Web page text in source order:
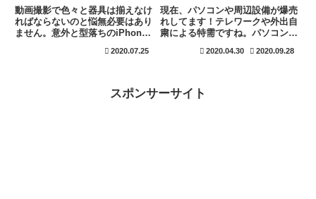
動画撮影で色々と器具は揃えなけ
ればならないのと悩無必要はあり
ません。意外と型落ちのiPhone
120万画素の解像度があります。
でも殆ど対応出来ます。室外で騒
音に気になる場合は、オーディオ
2020.07.25
現在、パソコンや周辺設備が爆売
れしてます！テレワークや外出自
粛による特需ですね。パソコンの
ります。これからは、リモート学
ト環境を充実させる事は、早めに
行なっておいても損はありません
2020.04.30 2020.09.28
スポンサーサイト